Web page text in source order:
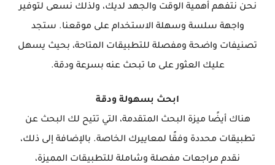
نحن نتفهم أهمية الوقت والجهد لديك، ولذلك نسعى لتوفير
واجهة سلسة وسهلة الاستخدام على موقعنا. ستجد
تصنيفات واضحة ومفصلة للتطبيقات المتاحة، بحيث يسهل
عليك العثور على ما تبحث عنه بسرعة ودقة.
ابحث بسهولة ودقة
هناك أيضًا ميزة البحث المتقدمة، التي تتيح لك البحث عن
تطبيقات محددة وفقًا لمعاييرك الخاصة. بالإضافة إلى ذلك،
نقدم مراجعات مفصلة وشاملة للتطبيقات المميزة،